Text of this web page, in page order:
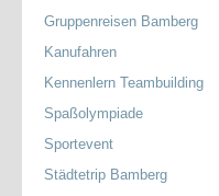
Gruppenreisen Bamberg
Kanufahren
Kennenlern Teambuilding
Spaßolympiade
Sportevent
Städtetrip Bamberg